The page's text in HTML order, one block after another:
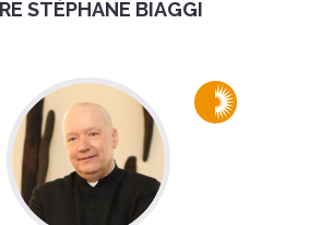
STÉPHANE BIAGGI